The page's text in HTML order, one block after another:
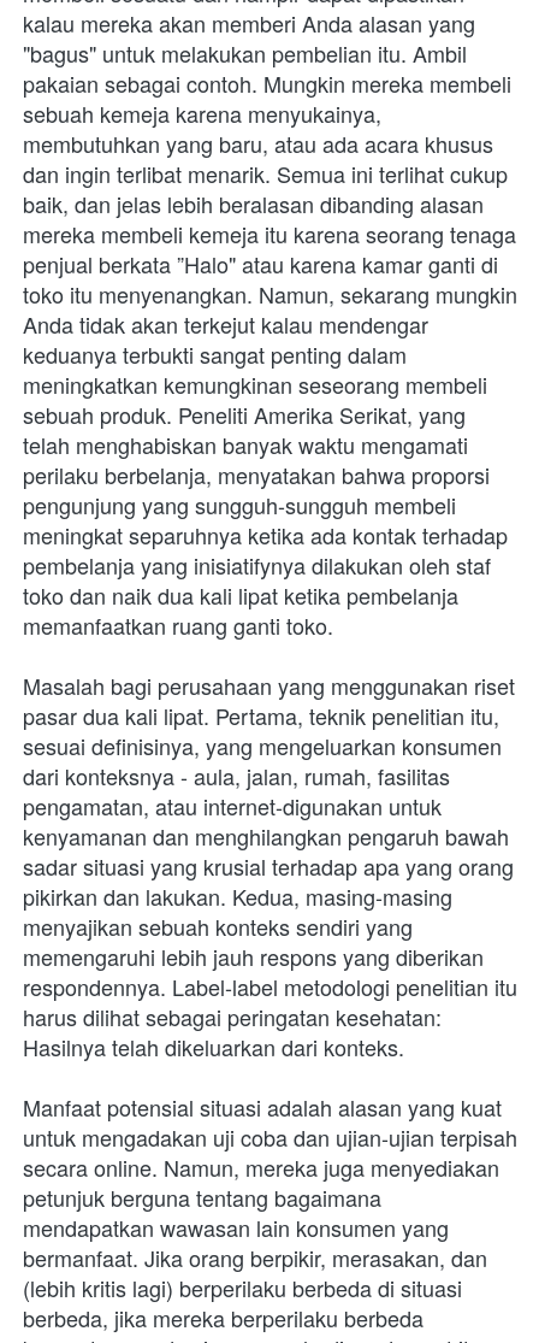
kalau mereka akan memberi Anda alasan yang
"bagus" untuk melakukan pembelian itu. Ambil
pakaian sebagai contoh. Mungkin mereka membeli
sebuah kemeja karena menyukainya,
membutuhkan yang baru, atau ada acara khusus
dan ingin terlibat menarik. Semua ini terlihat cukup
baik, dan jelas lebih beralasan dibanding alasan
mereka membeli kemeja itu karena seorang tenaga
penjual berkata ”Halo" atau karena kamar ganti di
toko itu menyenangkan. Namun, sekarang mungkin
Anda tidak akan terkejut kalau mendengar
keduanya terbukti sangat penting dalam
meningkatkan kemungkinan seseorang membeli
sebuah produk. Peneliti Amerika Serikat, yang
telah menghabiskan banyak waktu mengamati
perilaku berbelanja, menyatakan bahwa proporsi
pengunjung yang sungguh-sungguh membeli
meningkat separuhnya ketika ada kontak terhadap
pembelanja yang inisiatifynya dilakukan oleh staf
toko dan naik dua kali lipat ketika pembelanja
memanfaatkan ruang ganti toko.
Masalah bagi perusahaan yang menggunakan riset
pasar dua kali lipat. Pertama, teknik penelitian itu,
sesuai definisinya, yang mengeluarkan konsumen
dari konteksnya - aula, jalan, rumah, fasilitas
pengamatan, atau internet-digunakan untuk
kenyamanan dan menghilangkan pengaruh bawah
sadar situasi yang krusial terhadap apa yang orang
pikirkan dan lakukan. Kedua, masing-masing
menyajikan sebuah konteks sendiri yang
memengaruhi lebih jauh respons yang diberikan
respondennya. Label-label metodologi penelitian itu
harus dilihat sebagai peringatan kesehatan:
Hasilnya telah dikeluarkan dari konteks.
Manfaat potensial situasi adalah alasan yang kuat
untuk mengadakan uji coba dan ujian-ujian terpisah
secara online. Namun, mereka juga menyediakan
petunjuk berguna tentang bagaimana
mendapatkan wawasan lain konsumen yang
bermanfaat. Jika orang berpikir, merasakan, dan
(lebih kritis lagi) berperilaku berbeda di situasi
berbeda, jika mereka berperilaku berbeda